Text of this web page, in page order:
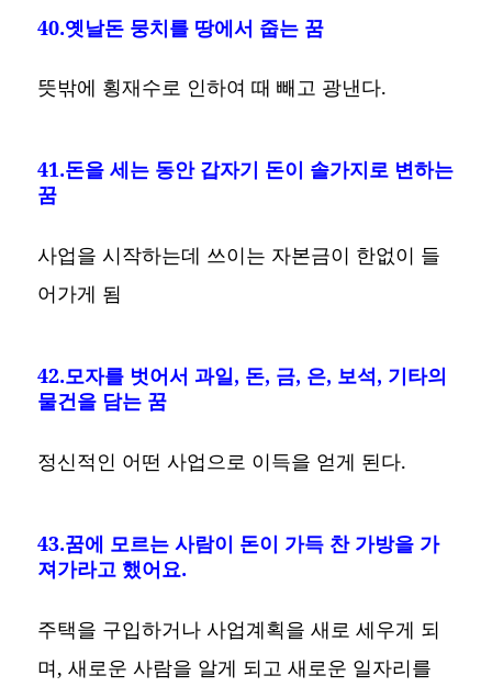
40.옛날돈 뭉치를 땅에서 줍는 꿈
뜻밖에 횡재수로 인하여 때 빼고 광낸다.
41.돈을 세는 동안 갑자기 돈이 솔가지로 변하는
꿈
사업을 시작하는데 쓰이는 자본금이 한없이 들
어가게 됨
42.모자를 벗어서 과일, 돈, 금, 은, 보석, 기타의
물건을 담는 꿈
정신적인 어떤 사업으로 이득을 얻게 된다.
43.꿈에 모르는 사람이 돈이 가득 찬 가방을 가
져가라고 했어요.
주택을 구입하거나 사업계획을 새로 세우게 되
며, 새로운 사람을 알게 되고 새로운 일자리를